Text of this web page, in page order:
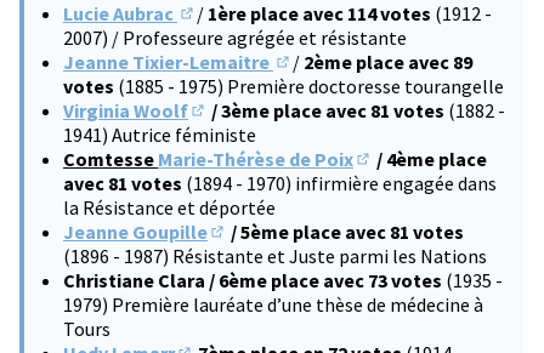
Lucie Aubrac
(S'ouvre dans un nouvel onglet)
/ 1ère place avec 114 votes (1912 -
2007) / Professeure agrégée et résistante
Jeanne Tixier-Lemaitre
(S'ouvre dans un nouvel onglet)
/ 2ème place avec 89
votes (1885 - 1975) Première doctoresse tourangelle
Virginia Woolf
(S'ouvre dans un nouvel onglet)
/ 3ème place avec 81 votes (1882 -
1941) Autrice féministe
Comtesse Marie-Thérèse de Poix
(S'ouvre dans un
/ 4ème place
avec 81 votes (1894 - 1970) infirmière engagée dans
la Résistance et déportée
Jeanne Goupille
(S'ouvre dans un nouvel onglet)
/ 5ème place avec 81 votes
(1896 - 1987) Résistante et Juste parmi les Nations
Christiane Clara / 6ème place avec 73 votes (1935 -
1979) Première lauréate d’une thèse de médecine à
Tours